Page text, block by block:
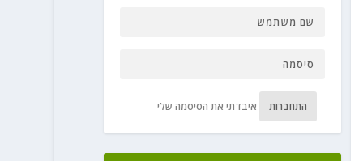
התחברות איבדתי את הסיסמה שלי